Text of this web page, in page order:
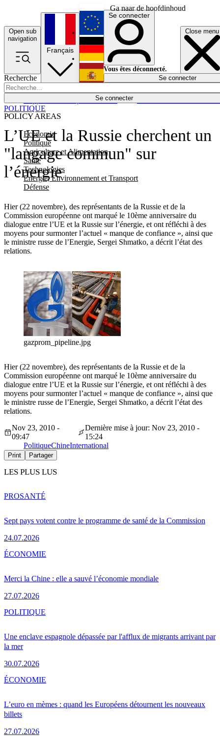
Ga naar de hoofdinhoud
Open sub
navigation
Close menu
Recherche
Se connecter
POLICY AREAS
Economie
Politique
Agriculture et Alimentation
Santé
Technologies
Energie, Environnement et Transport
Défense
Économie
Français
English
Deutsch
Español
Se connecter
Vous êtes déconnecté.
Se connecter
L’UE et la Russie cherchent un
"langage commun" sur
l’énergie
Hier (22 novembre), des représentants de la Russie et de la
Commission européenne ont marqué le 10ème anniversaire du
dialogue entre l’UE et la Russie sur l’énergie, et ont réfléchi à des
moyens pour surmonter l’actuel « manque de confiance », ainsi que
le ministre russe de l’Energie, Sergei Shmatko, a décrit l’état des
relations.
POLITIQUE
gazprom_pipeline.jpg
Hier (22 novembre), des représentants de la Russie et de la
Commission européenne ont marqué le 10ème anniversaire du
dialogue entre l’UE et la Russie sur l’énergie, et ont réfléchi à des
moyens pour surmonter l’actuel « manque de confiance », ainsi que
le ministre russe de l’Energie, Sergei Shmatko, a décrit l’état des
relations.
Nov 23, 2010 -
09:47
Dernière mise à jour: Nov 23, 2010 -
15:24
PolitiqueChineInternational
Print Partager
LES PLUS LUS
Sept pays votent contre le programme de santé de la Commission
24.07.2026
PROSANTÉ
Merci la Chine : elle a sauvé l’économie mondiale
27.07.2026
ÉCONOMIE
Une enclave espagnole dépassée par l'afflux de migrants arrivant par
la mer
30.07.2026
POLITIQUE
L’euro en mèmes : quand les Européens détournent les nouveaux
billets
27.07.2026
ÉCONOMIE